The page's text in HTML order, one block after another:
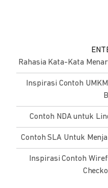
Rahasia Kata-Kata
Inspirasi Contoh
Contoh NDA untuk
Contoh SLA Untuk
Inspirasi Contoh